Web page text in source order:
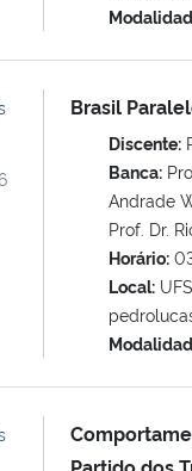
Brasil
Discente:
Banca:
Andrade
Prof. Dr.
Horário:
Local:
Partido dos